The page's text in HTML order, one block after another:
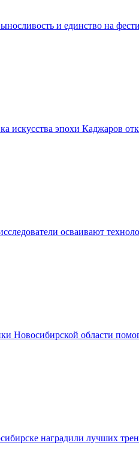
и единство на
искусства эпохи Каджаров
осваивают
Новосибирской области
наградили лучших